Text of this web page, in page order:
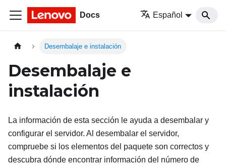
Docs Español
Desembalaje e instalación
Desembalaje e
instalación
La información de esta sección le ayuda a desembalar y
configurar el servidor. Al desembalar el servidor,
compruebe si los elementos del paquete son correctos y
descubra dónde encontrar información del número de